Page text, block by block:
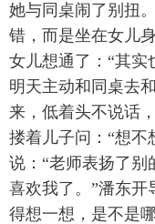
她与同桌闹了别扭
错，而是坐在女儿
女儿想通了：“其实
明天主动和同桌去
来，低着头不说话
搂着儿子问：“想不
说：“老师表扬了别
喜欢我了。”潘东开
得想一想，是不是